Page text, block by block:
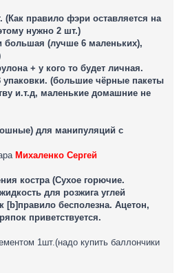
(Как правило фэри оставляется на
нужно 2 шт.)
большая (лучше 6 маленьких),
+ у кого то будет личная.
(большие чёрные пакеты
и.т.д, маленькие домашние не
для манипуляций с
Михаленко Сергей
костра (Сухое горючие.
для розжига углей
[b]правило бесполезна. Ацетон,
приветствуется.
1шт.(надо купить баллончики